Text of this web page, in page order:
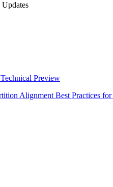
Preview
Alignment Best Practices